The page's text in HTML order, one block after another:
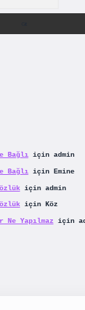
Bağlıiçin admin
Bağlıiçin Emine
için admin
için Köz
Ne Yapılmaziçin